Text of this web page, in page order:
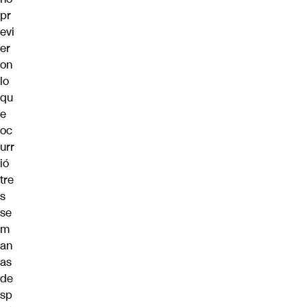
pr
evi
er
on
lo
qu
e
oc
urr
ió
tre
s
se
m
an
as
de
sp